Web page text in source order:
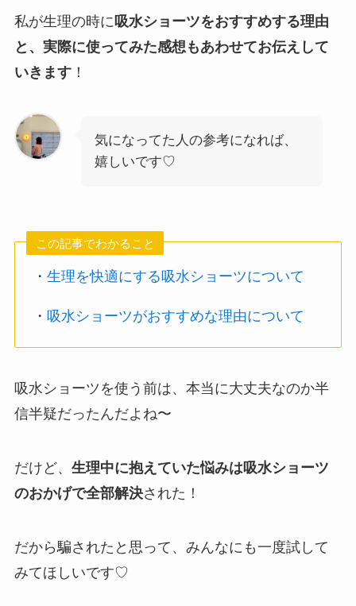
私が生理の時に 吸水ショーツをおすすめする理由
と、実際に使ってみた感想もあわせてお伝えして
いきます！
気になってた人の参考になれば、
嬉しいです♡
この記事でわかること
・生理を快適にする吸水ショーツについて
・吸水ショーツがおすすめな理由について
吸水ショーツを使う前は、本当に大丈夫なのか半
信半疑だったんだよね〜
だけど、 生理中に抱えていた悩みは吸水ショーツ
のおかげで全部解決された！
だから騙されたと思って、みんなにも一度試して
みてほしいです♡